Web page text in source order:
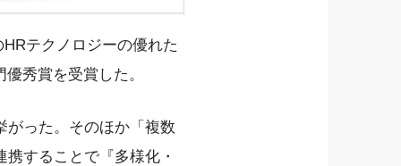
テクノロジーの優れた
秀賞を受賞した。
がった。そのほか「複数
することで『多様化・